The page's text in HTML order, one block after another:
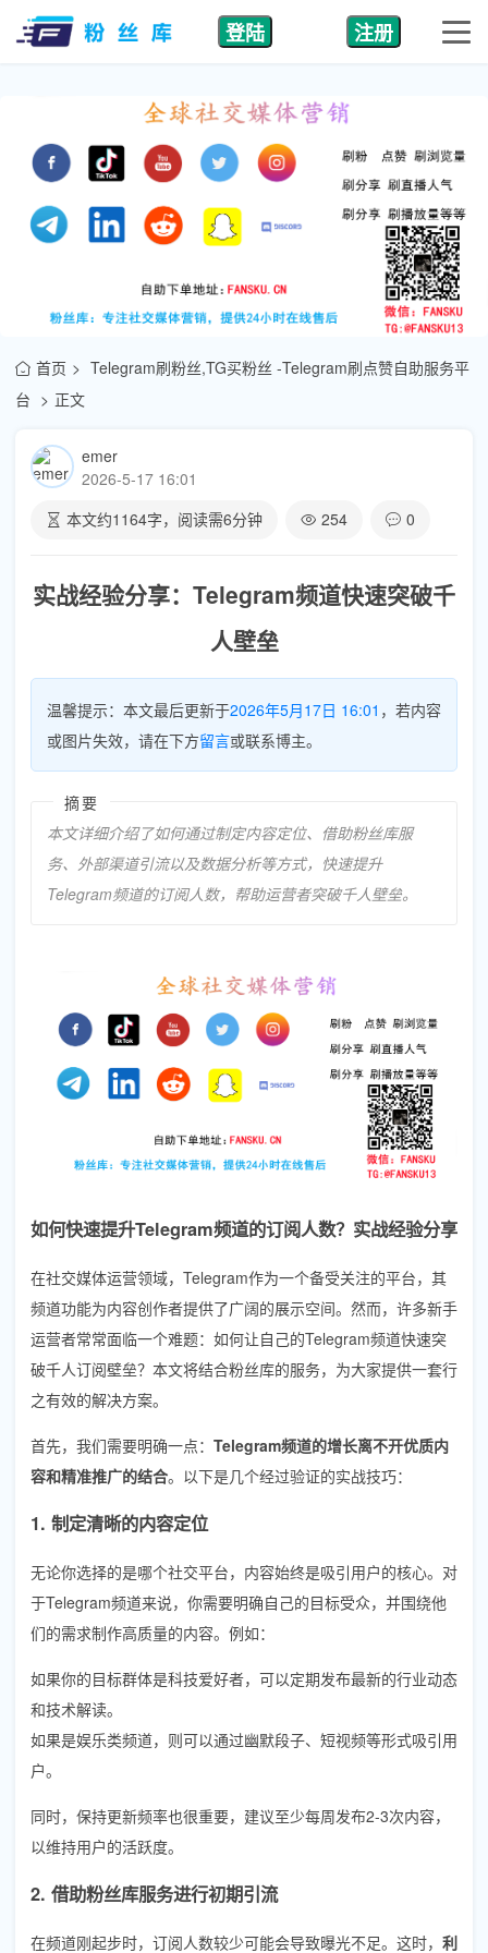
登陆 注册
首页
Telegram刷粉丝,TG买粉丝 -Telegram刷点赞自助服务平
台
正文
emer
2026-5-17 16:01
本文约1164字，阅读需6分钟 254 0
实战经验分享：Telegram频道快速突破千
人壁垒
温馨提示：本文最后更新于2026年5月17日 16:01 ，若内容
或图片失效，请在下方留言或联系博主。
摘要
本文详细介绍了如何通过制定内容定位、借助粉丝库服
务、外部渠道引流以及数据分析等方式，快速提升
Telegram频道的订阅人数，帮助运营者突破千人壁垒。
如何快速提升Telegram频道的订阅人数？实战经验分享
在社交媒体运营领域，Telegram作为一个备受关注的平台，其
频道功能为内容创作者提供了广阔的展示空间。然而，许多新手
运营者常常面临一个难题：如何让自己的Telegram频道快速突
破千人订阅壁垒？本文将结合粉丝库的服务，为大家提供一套行
之有效的解决方案。
首先，我们需要明确一点： Telegram频道的增长离不开优质内
容和精准推广的结合。以下是几个经过验证的实战技巧：
1. 制定清晰的内容定位
无论你选择的是哪个社交平台，内容始终是吸引用户的核心。对
于Telegram频道来说，你需要明确自己的目标受众，并围绕他
们的需求制作高质量的内容。例如：
如果你的目标群体是科技爱好者，可以定期发布最新的行业动态
和技术解读。
如果是娱乐类频道，则可以通过幽默段子、短视频等形式吸引用
户。
同时，保持更新频率也很重要，建议至少每周发布2-3次内容，
以维持用户的活跃度。
2. 借助粉丝库服务进行初期引流
在频道刚起步时，订阅人数较少可能会导致曝光不足。这时， 利